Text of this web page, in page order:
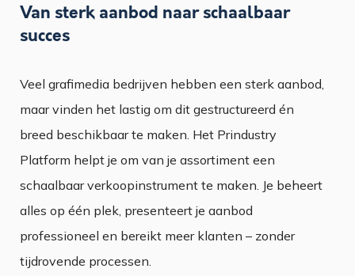
Van sterk aanbod naar schaalbaar
succes
Veel grafimedia bedrijven hebben een sterk aanbod,
maar vinden het lastig om dit gestructureerd én
breed beschikbaar te maken. Het Prindustry
Platform helpt je om van je assortiment een
schaalbaar verkoopinstrument te maken. Je beheert
alles op één plek, presenteert je aanbod
professioneel en bereikt meer klanten – zonder
tijdrovende processen.